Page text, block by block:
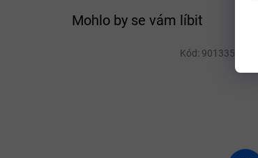
Mohlo by se vám líbit
Kód: 901335.901-L